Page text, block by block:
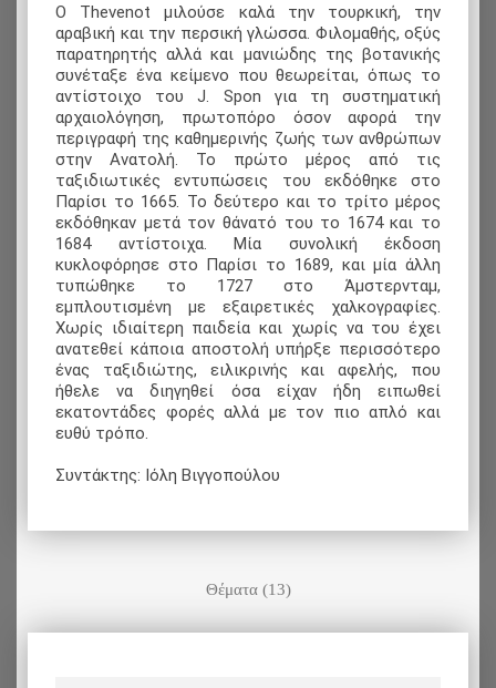
Ο Thevenot μιλούσε καλά την τουρκική, την
αραβική και την περσική γλώσσα. Φιλομαθής, οξύς
παρατηρητής αλλά και μανιώδης της βοτανικής
συνέταξε ένα κείμενο που θεωρείται, όπως το
αντίστοιχο του J. Spon για τη συστηματική
αρχαιολόγηση, πρωτοπόρο όσον αφορά την
περιγραφή της καθημερινής ζωής των ανθρώπων
στην Ανατολή. Το πρώτο μέρος από τις
ταξιδιωτικές εντυπώσεις του εκδόθηκε στο
Παρίσι το 1665. Το δεύτερο και το τρίτο μέρος
εκδόθηκαν μετά τον θάνατό του το 1674 και το
1684 αντίστοιχα. Μία συνολική έκδοση
κυκλοφόρησε στο Παρίσι το 1689, και μία άλλη
τυπώθηκε το 1727 στο Άμστερνταμ,
εμπλουτισμένη με εξαιρετικές χαλκογραφίες.
Χωρίς ιδιαίτερη παιδεία και χωρίς να του έχει
ανατεθεί κάποια αποστολή υπήρξε περισσότερο
ένας ταξιδιώτης, ειλικρινής και αφελής, που
ήθελε να διηγηθεί όσα είχαν ήδη ειπωθεί
εκατοντάδες φορές αλλά με τον πιο απλό και
ευθύ τρόπο.
Συντάκτης: Ιόλη Βιγγοπούλου
Θέματα (13)